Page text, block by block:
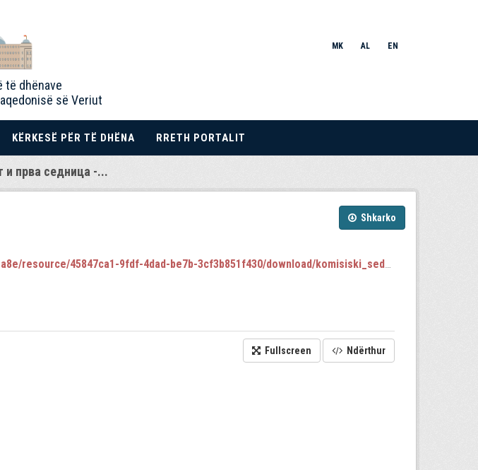
të dhënave
së Veriut
MK AL EN
KËRKESË PËR TË DHËNA RRETH PORTALIT
и прва седница -...
Shkarko
45847ca1-9fdf-4dad-be7b-3cf3b851f430/download/komisiski_sednici.json
Fullscreen Ndërthur